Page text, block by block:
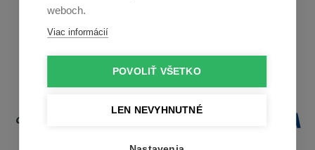
Profikuchař.cz
weboch.
Viac informácií
POVOLIŤ VŠETKO
LEN NEVYHNUTNÉ